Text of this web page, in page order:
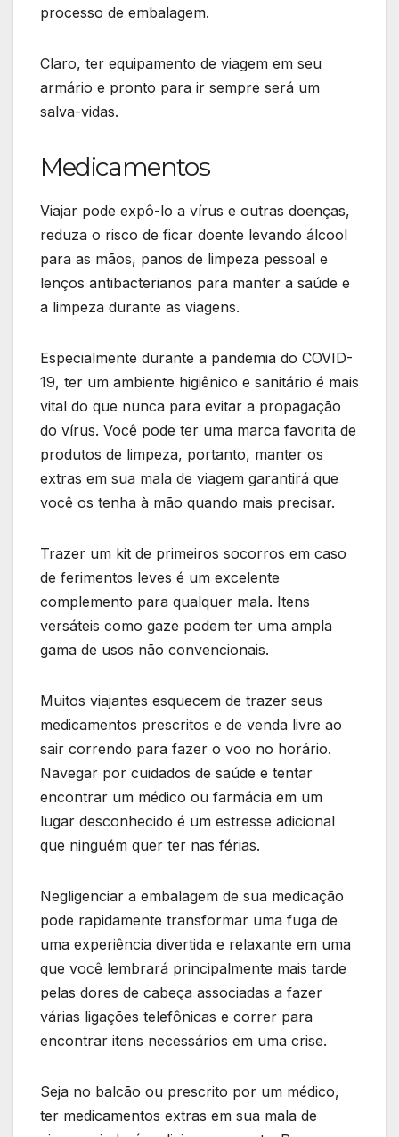
processo de embalagem.
Claro, ter equipamento de viagem em seu
armário e pronto para ir sempre será um
salva-vidas.
Medicamentos
Viajar pode expô-lo a vírus e outras doenças,
reduza o risco de ficar doente levando álcool
para as mãos, panos de limpeza pessoal e
lenços antibacterianos para manter a saúde e
a limpeza durante as viagens.
Especialmente durante a pandemia do COVID-
19, ter um ambiente higiênico e sanitário é mais
vital do que nunca para evitar a propagação
do vírus. Você pode ter uma marca favorita de
produtos de limpeza, portanto, manter os
extras em sua mala de viagem garantirá que
você os tenha à mão quando mais precisar.
Trazer um kit de primeiros socorros em caso
de ferimentos leves é um excelente
complemento para qualquer mala. Itens
versáteis como gaze podem ter uma ampla
gama de usos não convencionais.
Muitos viajantes esquecem de trazer seus
medicamentos prescritos e de venda livre ao
sair correndo para fazer o voo no horário.
Navegar por cuidados de saúde e tentar
encontrar um médico ou farmácia em um
lugar desconhecido é um estresse adicional
que ninguém quer ter nas férias.
Negligenciar a embalagem de sua medicação
pode rapidamente transformar uma fuga de
uma experiência divertida e relaxante em uma
que você lembrará principalmente mais tarde
pelas dores de cabeça associadas a fazer
várias ligações telefônicas e correr para
encontrar itens necessários em uma crise.
Seja no balcão ou prescrito por um médico,
ter medicamentos extras em sua mala de